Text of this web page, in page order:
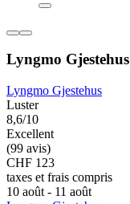
Lyngmo Gjestehus
Lyngmo Gjestehus
Luster
8,6/10
Excellent
(99 avis)
CHF 123
taxes et frais compris
10 août - 11 août